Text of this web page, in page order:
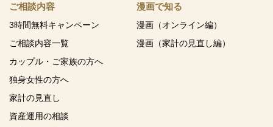
ご相談内容
3時間無料キャンペーン
ご相談内容一覧
カップル・ご家族の方へ
独身女性の方へ
家計の見直し
資産運用の相談
漫画で知る
漫画（オンライン編）
漫画（家計の見直し編）